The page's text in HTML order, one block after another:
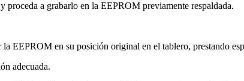
proceda a grabarlo en la EEPROM previamente respaldada.
EEPROM en su posición original en el tablero, prestando
adecuada.